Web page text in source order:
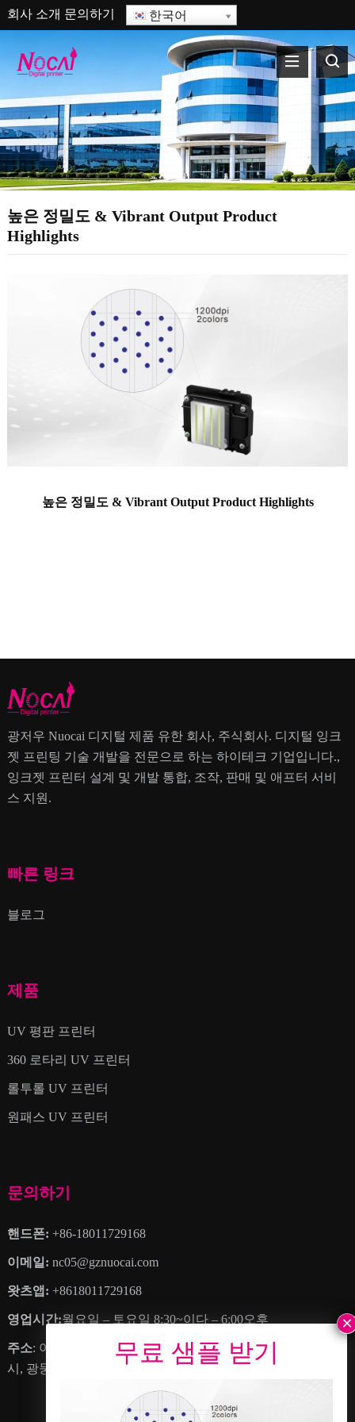
회사 소개 문의하기 한국어
높은 정밀도 & Vibrant Output Product
Highlights
높은 정밀도 & Vibrant Output Product Highlights
광저우 Nuocai 디지털 제품 유한 회사, 주식회사. 디지털 잉크
젯 프린팅 기술 개발을 전문으로 하는 하이테크 기업입니다.,
잉크젯 프린터 설계 및 개발 통합, 조작, 판매 및 애프터 서비
스 지원.
빠른 링크
블로그
제품
UV 평판 프린터
360 로타리 UV 프린터
롤투롤 UV 프린터
원패스 UV 프린터
문의하기
핸드폰: +86-18011729168
이메일: nc05@gznuocai.com
왓츠앱: +8618011729168
영업시간:월요일 – 토요일 8:30~이다 – 6:00오후
주소: 아니요. 28, 하오강 애비뉴, 더 많은 마을, 난사구, 광저우
시, 광둥성